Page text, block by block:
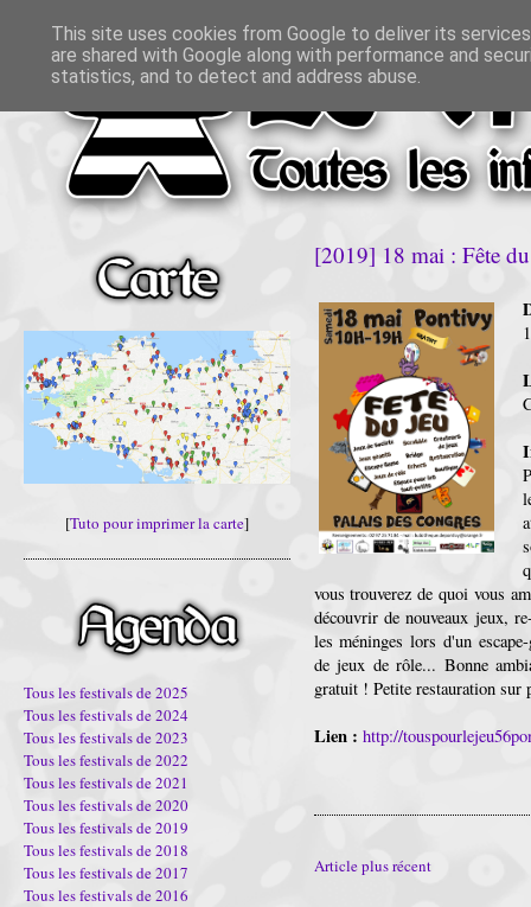
[Tuto pour imprimer la carte]
Tous les festivals de 2025
Tous les festivals de 2024
Tous les festivals de 2023
Tous les festivals de 2022
Tous les festivals de 2021
Tous les festivals de 2020
Tous les festivals de 2019
Tous les festivals de 2018
Tous les festivals de 2017
Tous les festivals de 2016
[2019] 18 mai : Fête
vous trouverez de quoi vous
découvrir de nouveaux jeux,
les méninges lors d'un
de jeux de rôle... Bonne
gratuit ! Petite restauration sur
Lien : http://
Article plus récent
This site uses cookies from Google to deliver its
are shared with Google along with performance and
statistics, and to detect and address abuse.